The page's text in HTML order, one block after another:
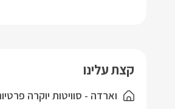
קצת עלינו
וארדה - סוויטות יוקרה